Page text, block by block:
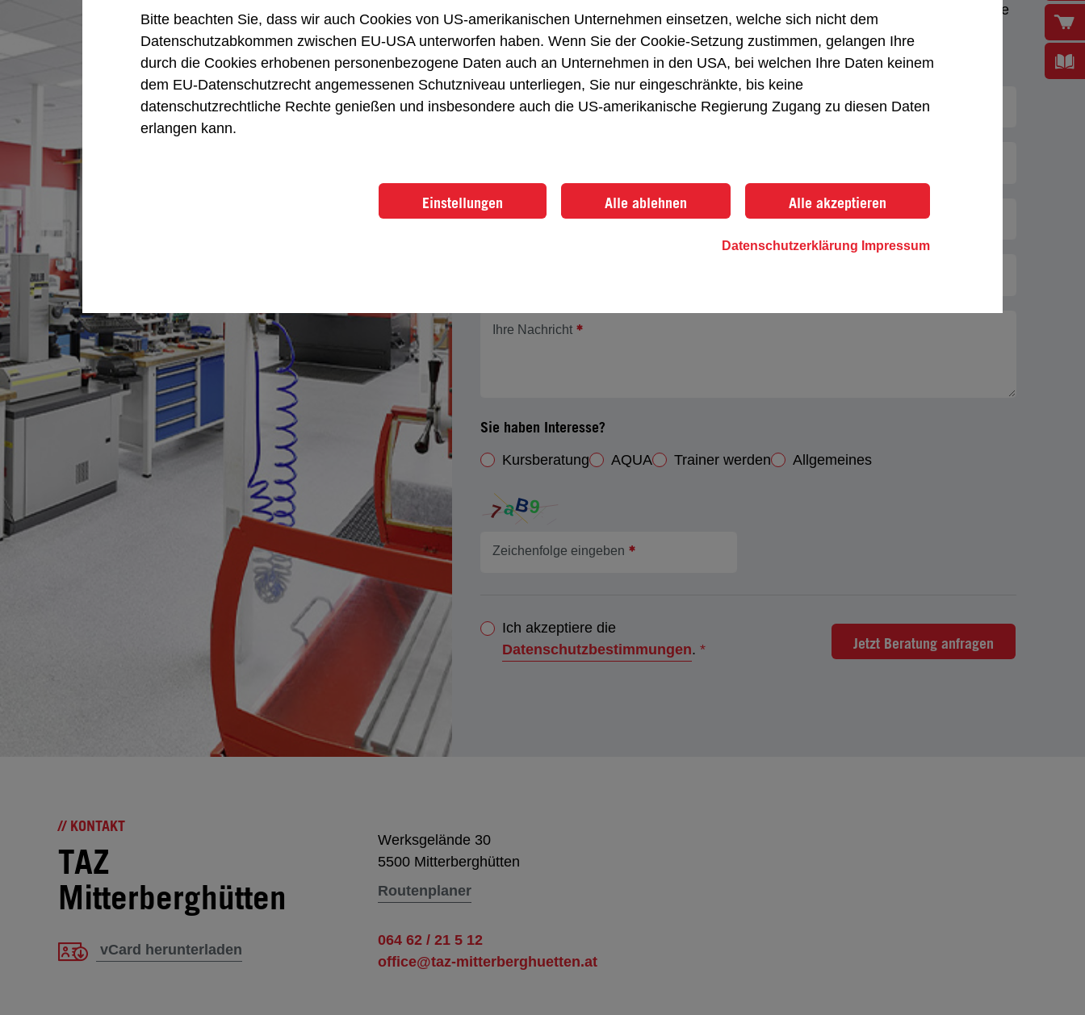
Sie sind sich unsicher, welche Ausbildung für Sie oder Ihre Mitarbeiter die Richtige
ist? Gerne, unterstützen wir Sie bei einem kostenlosen Beratungsgespräch.
Unternehmen
Adresse PLZ / Ort
Ihre Nachricht
Sie haben Interesse?
Kursberatung AQUA Trainer werden Allgemeines
Zeichenfolge eingeben
Ich akzeptiere die
Datenschutzbestimmungen.* Jetzt Beratung anfragen
// KONTAKT
TAZ
Mitterberghütten
vCard herunterladen
Werksgelände 30
5500 Mitterberghütten
Routenplaner
064 62 / 21 5 12
office@taz-mitterberghuetten.at
Bitte beachten Sie, dass wir auch Cookies von US-amerikanischen Unternehmen einsetzen, welche sich nicht dem
Datenschutzabkommen zwischen EU-USA unterworfen haben. Wenn Sie der Cookie-Setzung zustimmen, gelangen Ihre
durch die Cookies erhobenen personenbezogene Daten auch an Unternehmen in den USA, bei welchen Ihre Daten keinem
dem EU-Datenschutzrecht angemessenen Schutzniveau unterliegen, Sie nur eingeschränkte, bis keine
datenschutzrechtliche Rechte genießen und insbesondere auch die US-amerikanische Regierung Zugang zu diesen Daten
erlangen kann.
Einstellungen Alle ablehnen Alle akzeptieren
Datenschutzerklärung Impressum